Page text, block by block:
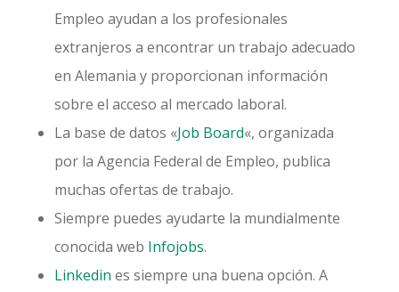
Empleo ayudan a los profesionales
extranjeros a encontrar un trabajo adecuado
en Alemania y proporcionan información
sobre el acceso al mercado laboral.
La base de datos «Job Board«, organizada
por la Agencia Federal de Empleo, publica
muchas ofertas de trabajo.
Siempre puedes ayudarte la mundialmente
conocida web Infojobs.
Linkedin es siempre una buena opción. A